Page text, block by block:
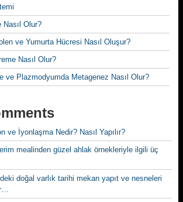
Nasıl Olur?
ve Yumurta Hücresi Nasıl Oluşur?
Nasıl Olur?
ve Plazmodyumda Metagenez Nasıl Olur?
ve İyonlaşma Nedir? Nasıl Yapılır?
mealinden güzel ahlak örnekleriyle ilgili üç
doğal varlık tarihi mekan yapıt ve nesneleri